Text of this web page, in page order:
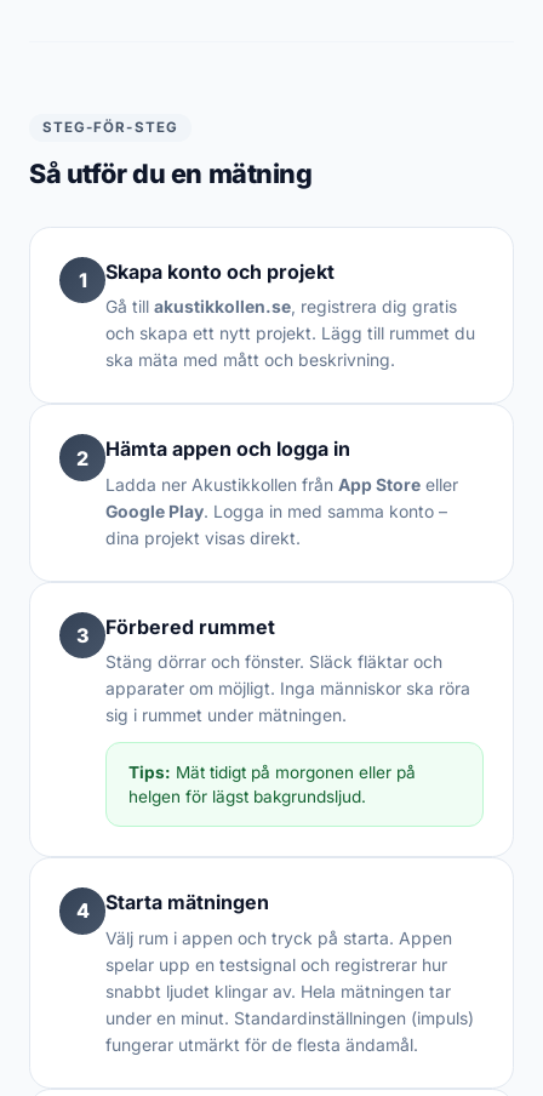
STEG-FÖR-STEG
Så utför du en mätning
1 Skapa konto och projekt
Gå tillakustikkollen.se, registrera dig gratis
och skapa ett nytt projekt. Lägg till rummet du
ska mäta med mått och beskrivning.
2 Hämta appen och logga in
Ladda ner Akustikkollen frånApp Store eller
Google Play. Logga in med samma konto –
dina projekt visas direkt.
3 Förbered rummet
Stäng dörrar och fönster. Släck fläktar och
apparater om möjligt. Inga människor ska röra
sig i rummet under mätningen.
Tips: Mät tidigt på morgonen eller på
helgen för lägst bakgrundsljud.
4 Starta mätningen
Välj rum i appen och tryck på starta. Appen
spelar upp en testsignal och registrerar hur
snabbt ljudet klingar av. Hela mätningen tar
under en minut. Standardinställningen (impuls)
fungerar utmärkt för de flesta ändamål.